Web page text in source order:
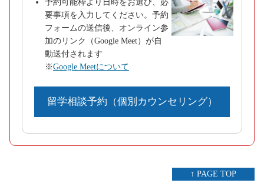
予約可能枠より日時をお選び、必
要事項を入力してください。予約
フォームの送信後、オンライン参
加のリンク（Google Meet）が自
動送付されます
※Google Meetについて
留学相談予約（個別カウンセリング）
↑ PAGE TOP